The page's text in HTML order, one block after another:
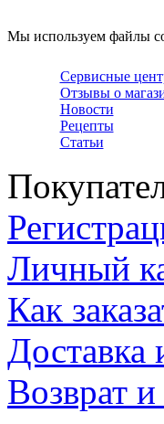
Мы используем файлы
Сервисные
Отзывы о
Новости
Рецепты
Статьи
Личный
Как
Доставка
Возврат